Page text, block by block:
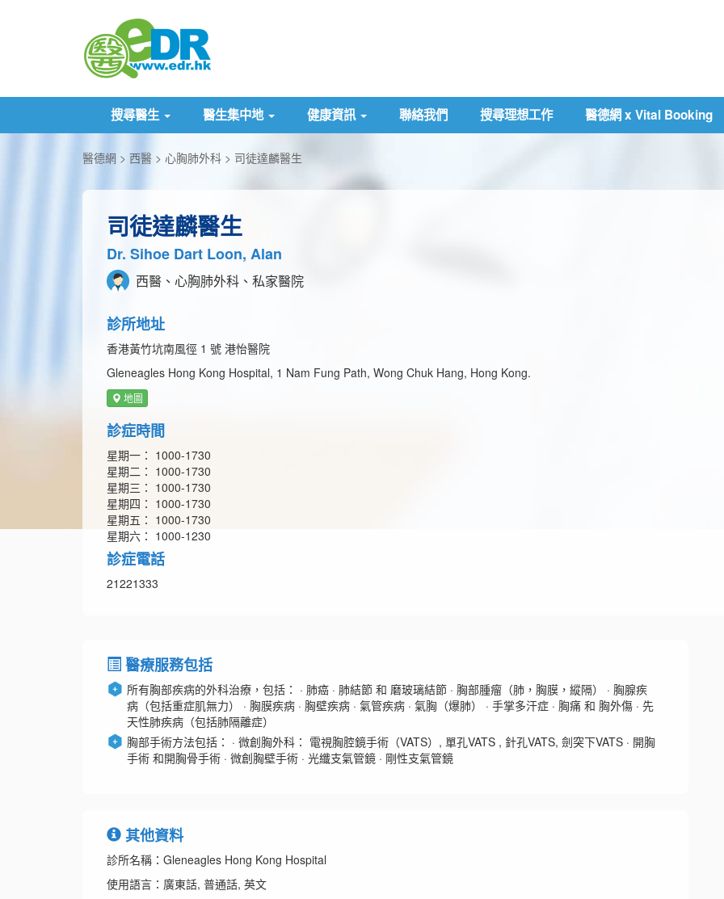
搜尋醫生 醫生集中地 健康資訊 聯絡我們 搜尋理想工作 醫德網 x Vital Booking
醫德網 西醫 心胸肺外科 司徒達麟醫生
司徒達麟醫生
Dr. Sihoe Dart Loon, Alan
西醫、心胸肺外科、私家醫院
診所地址
香港黃竹坑南風徑 1 號 港怡醫院
Gleneagles Hong Kong Hospital, 1 Nam Fung Path, Wong Chuk Hang, Hong Kong.
地圖
診症時間
星期一： 1000-1730
星期二： 1000-1730
星期三： 1000-1730
星期四： 1000-1730
星期五： 1000-1730
星期六： 1000-1230
診症電話
21221333
醫療服務包括
所有胸部疾病的外科治療，包括： · 肺癌 · 肺結節 和 磨玻璃結節 · 胸部腫瘤（肺，胸膜，縱隔） · 胸腺疾
病（包括重症肌無力） · 胸膜疾病 · 胸壁疾病 · 氣管疾病 · 氣胸（爆肺） · 手掌多汗症 · 胸痛 和 胸外傷 · 先
天性肺疾病（包括肺隔離症）
胸部手術方法包括： · 微創胸外科： 電視胸腔鏡手術（VATS）, 單孔VATS , 針孔VATS, 劍突下VATS · 開胸
手術 和開胸骨手術 · 微創胸壁手術 · 光纖支氣管鏡 · 剛性支氣管鏡
其他資料
診所名稱：Gleneagles Hong Kong Hospital
使用語言：廣東話, 普通話, 英文